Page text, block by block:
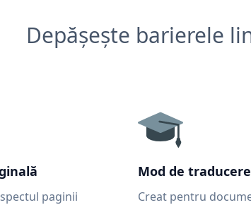
Depășește barierele
paginii
Mod de
Creat pentru